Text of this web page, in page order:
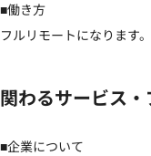
■働き方
フルリモートになります。
関わるサービス
■企業について